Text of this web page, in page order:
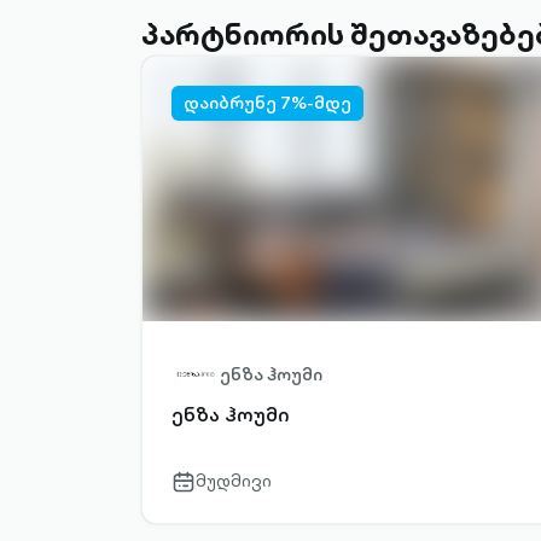
პარტნიორის
დაიბრუნე 7%-მდე
ენზა ჰოუმი
ენზა ჰოუმი
calendar-
მუდმივი